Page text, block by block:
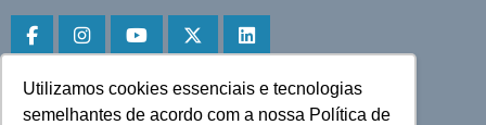
Utilizamos cookies essenciais e tecnologias
semelhantes de acordo com a nossa Política de
Faça download do aplicativo